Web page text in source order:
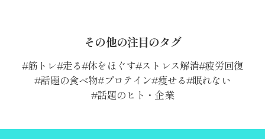
その他の注目のタグ
筋トレ 走る 体をほぐす ストレス解消 疲労回復
話題の食べ物 プロテイン 痩せる 眠れない
話題のヒト・企業